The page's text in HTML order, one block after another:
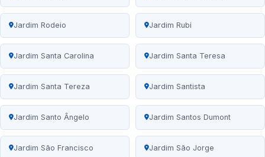
Jardim Rodeio Jardim Rubi
Jardim Santa Carolina Jardim Santa Teresa
Jardim Santa Tereza Jardim Santista
Jardim Santo Ângelo Jardim Santos Dumont
Jardim São Francisco Jardim São Jorge